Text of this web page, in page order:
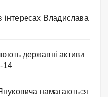
інтересах Владислава
державні активи
14
намагаються